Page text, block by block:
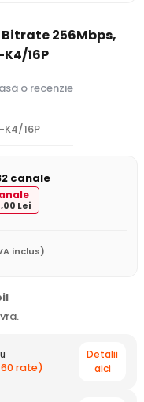
Bitrate 256Mbps,
16P
o recenzie
16P
canale
Lei
inclus)
60 rate)
Detalii
aici